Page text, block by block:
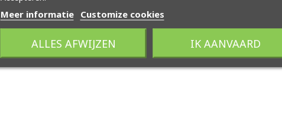
Meer informatie Customize cookies
ALLES AFWIJZEN IK AANVAARD